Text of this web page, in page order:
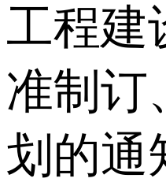
工程建
准制订
划的通